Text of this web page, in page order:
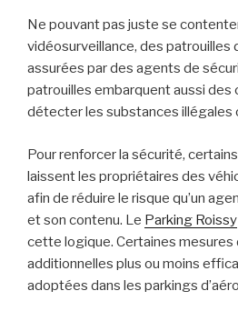
Ne pouvant pas juste se
vidéosurveillance, des patrouilles
assurées par des agents de
patrouilles embarquent aussi des
détecter les substances illégales
Pour renforcer la sécurité,
laissent les propriétaires des
afin de réduire le risque qu’un
et son contenu. Le Parking Roissy
cette logique. Certaines mesures
additionnelles plus ou moins
adoptées dans les parkings